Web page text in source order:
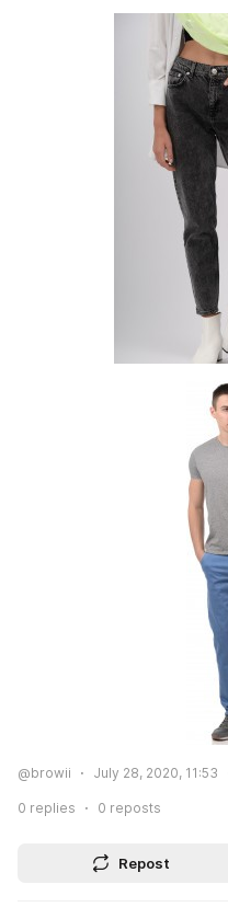
@browii July 28, 2020, 11:53
0 replies 0 reposts
Repost